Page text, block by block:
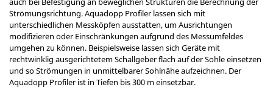
Strömungsrichtung. Aquadopp Profiler lassen sich mit
unterschiedlichen Messköpfen ausstatten, um Ausrichtungen
modifizieren oder Einschränkungen aufgrund des Messumfeldes
umgehen zu können. Beispielsweise lassen sich Geräte mit
rechtwinklig ausgerichtetem Schallgeber flach auf der Sohle einsetzen
und so Strömungen in unmittelbarer Sohlnähe aufzeichnen. Der
Aquadopp Profiler ist in Tiefen bis 300 m einsetzbar.